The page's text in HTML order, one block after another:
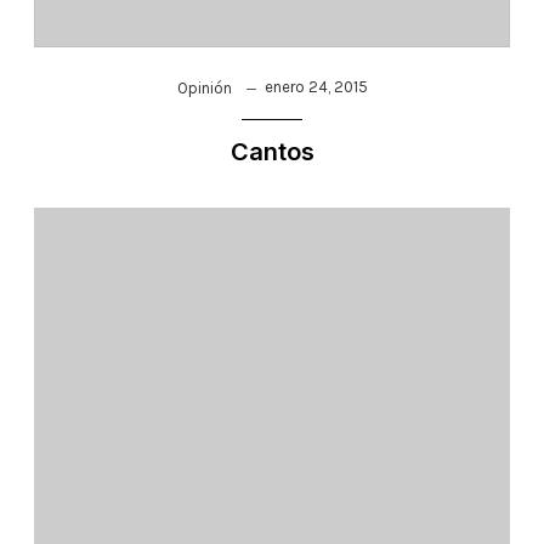
Opinión enero 24, 2015
Cantos